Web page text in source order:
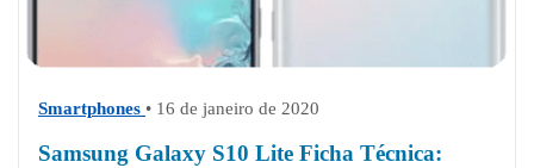
Smartphones • 16 de janeiro de 2020
Samsung Galaxy S10 Lite Ficha Técnica: